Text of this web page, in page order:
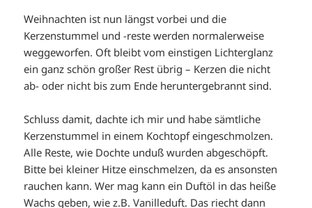
Weihnachten ist nun längst vorbei und die
Kerzenstummel und -reste werden normalerweise
weggeworfen. Oft bleibt vom einstigen Lichterglanz
ein ganz schön großer Rest übrig – Kerzen die nicht
ab- oder nicht bis zum Ende heruntergebrannt sind.
Schluss damit, dachte ich mir und habe sämtliche
Kerzenstummel in einem Kochtopf eingeschmolzen.
Alle Reste, wie Dochte unduß wurden abgeschöpft.
Bitte bei kleiner Hitze einschmelzen, da es ansonsten
rauchen kann. Wer mag kann ein Duftöl in das heiße
Wachs geben, wie z.B. Vanilleduft. Das riecht dann